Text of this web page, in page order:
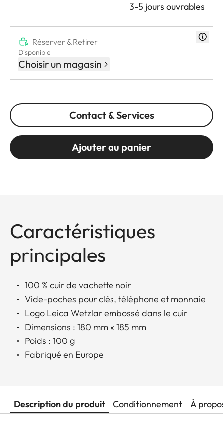
3-5 jours ouvrables
Réserver & Retirer
Disponible
Choisir un magasin
Contact & Services
Ajouter au panier
Caractéristiques
principales
100 % cuir de vachette noir
Vide-poches pour clés, téléphone et monnaie
Logo Leica Wetzlar embossé dans le cuir
Dimensions : 180 mm x 185 mm
Poids : 100 g
Fabriqué en Europe
Description du produit Conditionnement À